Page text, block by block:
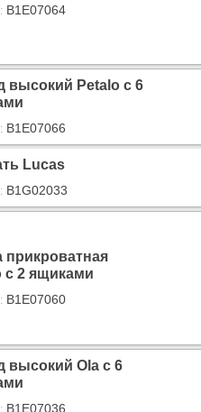
B1E07064
высокий Petalo с 6
B1E07066
Lucas
B1G02033
прикроватная
с 2 ящиками
B1E07060
высокий Ola с 6
B1E07036